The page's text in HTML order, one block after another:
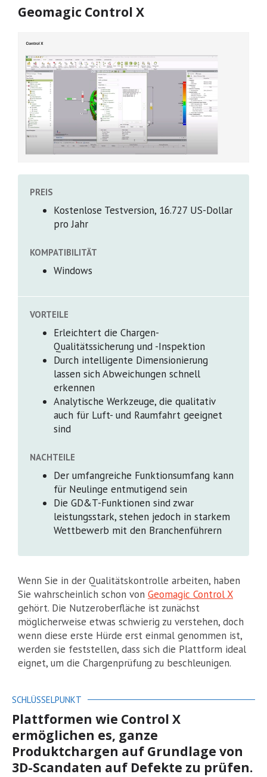
Geomagic Control X
PREIS
Kostenlose Testversion, 16.727 US-Dollar
pro Jahr
KOMPATIBILITÄT
Windows
VORTEILE
Erleichtert die Chargen-
Qualitätssicherung und -Inspektion
Durch intelligente Dimensionierung
lassen sich Abweichungen schnell
erkennen
Analytische Werkzeuge, die qualitativ
auch für Luft- und Raumfahrt geeignet
sind
NACHTEILE
Der umfangreiche Funktionsumfang kann
für Neulinge entmutigend sein
Die GD&T-Funktionen sind zwar
leistungsstark, stehen jedoch in starkem
Wettbewerb mit den Branchenführern
Wenn Sie in der Qualitätskontrolle arbeiten, haben
Sie wahrscheinlich schon von Geomagic Control X
gehört. Die Nutzeroberfläche ist zunächst
möglicherweise etwas schwierig zu verstehen, doch
wenn diese erste Hürde erst einmal genommen ist,
werden sie feststellen, dass sich die Plattform ideal
eignet, um die Chargenprüfung zu beschleunigen.
SCHLÜSSELPUNKT
Plattformen wie Control X
ermöglichen es, ganze
Produktchargen auf Grundlage von
3D-Scandaten auf Defekte zu prüfen.